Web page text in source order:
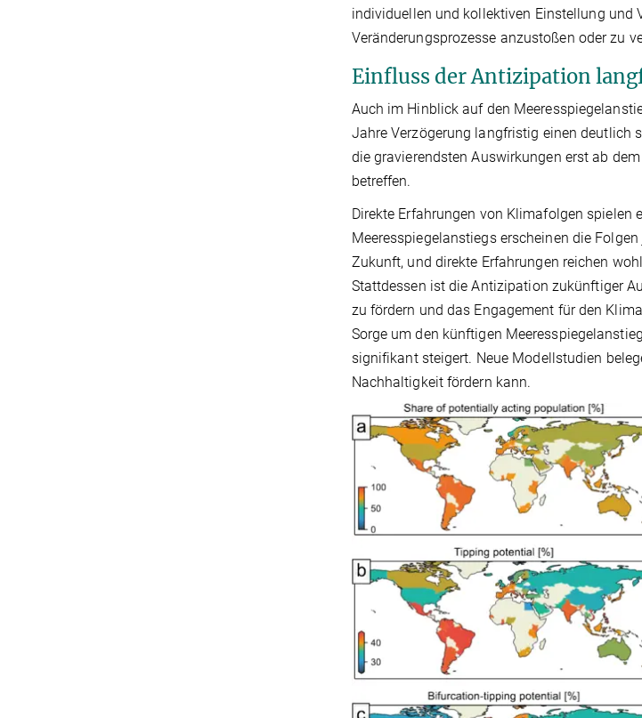
individuellen und kollektiven Einstellung und
Veränderungsprozesse anzustoßen oder zu
Einfluss der Antizipation
Auch im Hinblick auf den
Jahre Verzögerung langfristig einen deutlich
die gravierendsten Auswirkungen erst ab
betreffen.
Direkte Erfahrungen von Klimafolgen spielen
Meeresspiegelanstiegs erscheinen die
Zukunft, und direkte Erfahrungen reichen
Stattdessen ist die Antizipation zukünftiger
zu fördern und das Engagement für den
Sorge um den künftigen
signifikant steigert. Neue Modellstudien
Nachhaltigkeit fördern kann.